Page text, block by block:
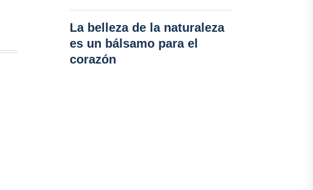
La belleza de la naturaleza
es un bálsamo para el
corazón